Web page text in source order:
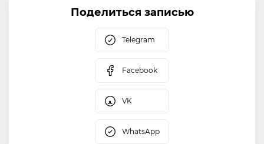
Поделиться записью
Telegram
Facebook
VK
WhatsApp